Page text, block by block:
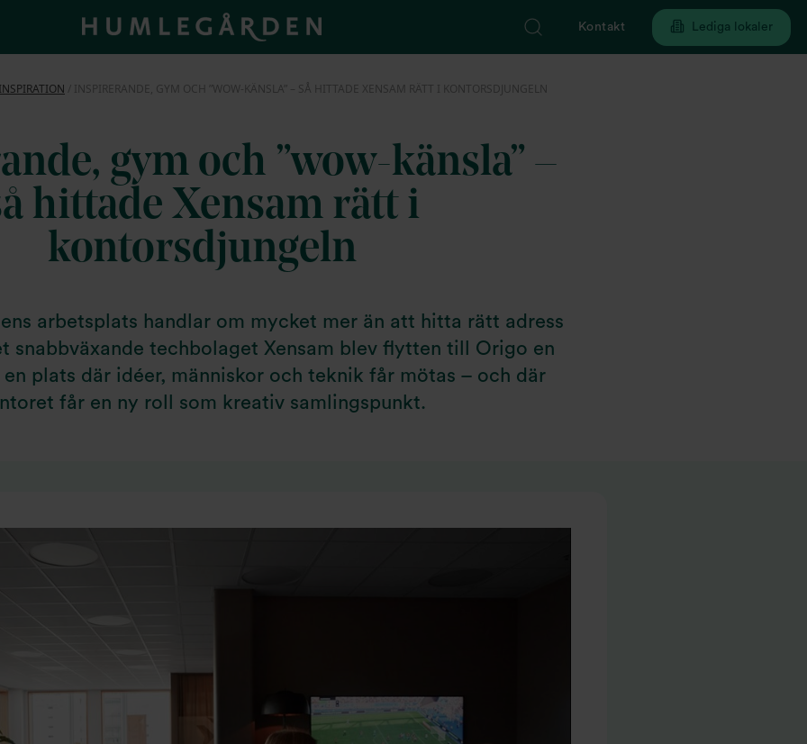
Kontakt Lediga lokaler
INSPIRERANDE, GYM OCH ”WOW-KÄNSLA” – SÅ HITTADE XENSAM RÄTT I KONTORSDJUNGELN
gym och ”wow-känsla” –
hittade Xensam rätt i
kontorsdjungeln
arbetsplats handlar om mycket mer än att hitta rätt adress
snabbväxande techbolaget Xensam blev flytten till Origo en
plats där idéer, människor och teknik får mötas – och där
får en ny roll som kreativ samlingspunkt.